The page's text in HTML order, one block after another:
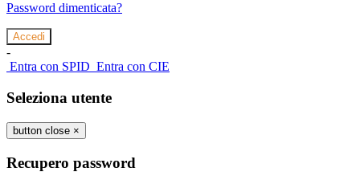
Password dimenticata?
-
Entra con SPID Entra con CIE
Seleziona utente
button close ×
Recupero password